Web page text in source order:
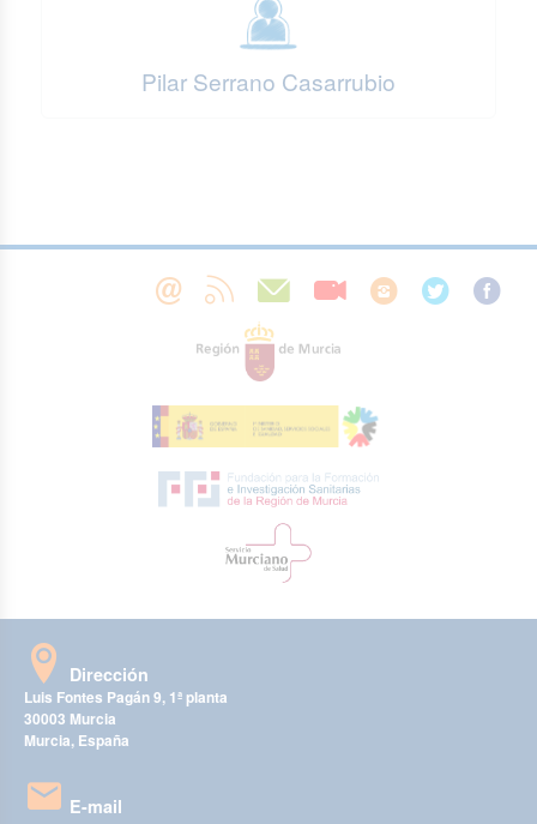
Pilar Serrano Casarrubio
Dirección
Luis Fontes Pagán 9, 1ª planta
30003 Murcia
Murcia, España
E-mail